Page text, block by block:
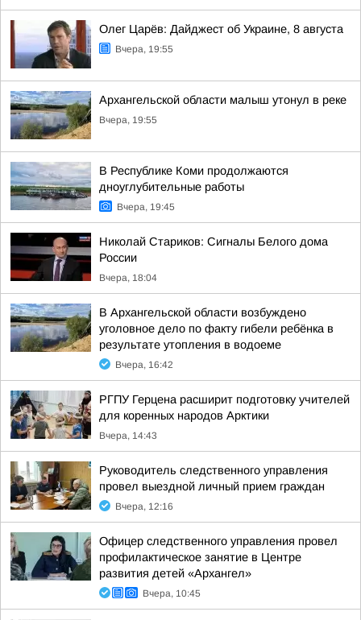
Олег Царёв: Дайджест об Украине, 8 августа
Вчера, 19:55
Архангельской области малыш утонул в реке
Вчера, 19:55
В Республике Коми продолжаются
дноуглубительные работы
Вчера, 19:45
Николай Стариков: Сигналы Белого дома
России
Вчера, 18:04
В Архангельской области возбуждено
уголовное дело по факту гибели ребёнка в
результате утопления в водоеме
Вчера, 16:42
РГПУ Герцена расширит подготовку учителей
для коренных народов Арктики
Вчера, 14:43
Руководитель следственного управления
провел выездной личный прием граждан
Вчера, 12:16
Офицер следственного управления провел
профилактическое занятие в Центре
развития детей «Архангел»
Вчера, 10:45